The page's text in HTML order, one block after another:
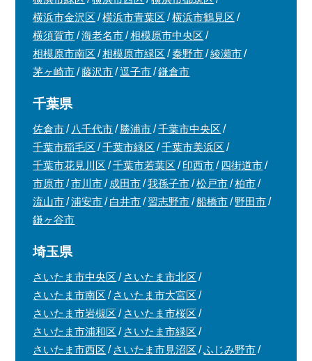
横浜市金沢区
横浜市青葉区
横浜市鶴見区
横須賀市
海老名市
相模原市中央区
相模原市南区
相模原市緑区 秦野市
綾瀬市
茅ヶ崎市
藤沢市 逗子市 鎌倉市
千葉県
佐倉市 八千代市 勝浦市
千葉市中央区
千葉市稲毛区
千葉市緑区
千葉市美浜区
千葉市花見川区
千葉市若葉区 印西市
四街道市
市原市
市川市 成田市 我孫子市 松戸市
柏市
流山市
浦安市 白井市 習志野市 船橋市
野田市
鎌ヶ谷市
埼玉県
さいたま市中央区
さいたま市北区
さいたま市南区
さいたま市大宮区
さいたま市岩槻区
さいたま市桜区
さいたま市浦和区
さいたま市緑区
さいたま市西区
さいたま市見沼区
ふじみ野市